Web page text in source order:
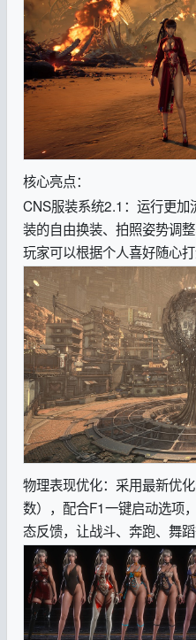
核心亮点：
CNS服装系统2.1：运行更
装的自由换装、拍照姿势调
玩家可以根据个人喜好随心打
物理表现优化：采用最新优
数），配合F1一键启动选项
态反馈，让战斗、奔跑、舞